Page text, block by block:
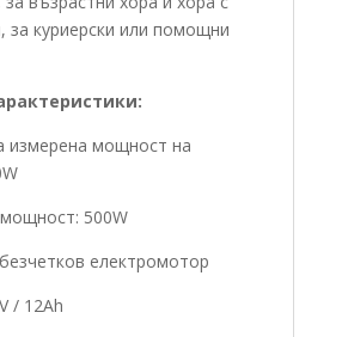
за куриерски или помощни
измерена мощност на
500W
електромотор
/ 12Ah